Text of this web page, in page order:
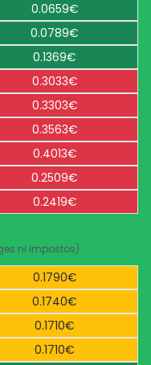
0.0659€
0.0789€
0.1369€
0.3033€
0.3303€
0.3563€
0.4013€
0.2509€
0.2419€
ni impostos)
0.1790€
0.1740€
0.1710€
0.1710€